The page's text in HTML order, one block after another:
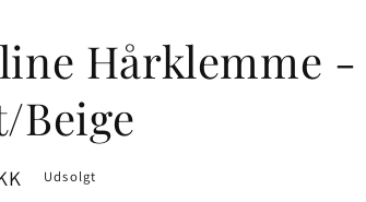
Hårklemme -
Beige
Udsolgt